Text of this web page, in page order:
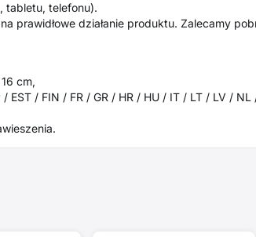
tabletu, telefonu).
prawidłowe działanie produktu. Zalecamy
cm,
EST / FIN / FR / GR / HR / HU / IT / LT / LV /